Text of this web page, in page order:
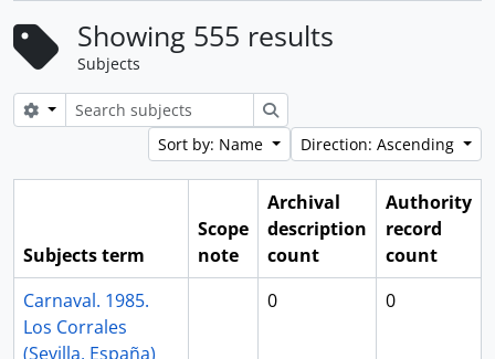
Showing 555 results
Subjects
Search options
Search
Sort by: Name
Direction: Ascending
Subjects term
Scope
note
Archival
description
count
Authority
record
count
Carnaval. 1985.
Los Corrales
(Sevilla, España)
0 0